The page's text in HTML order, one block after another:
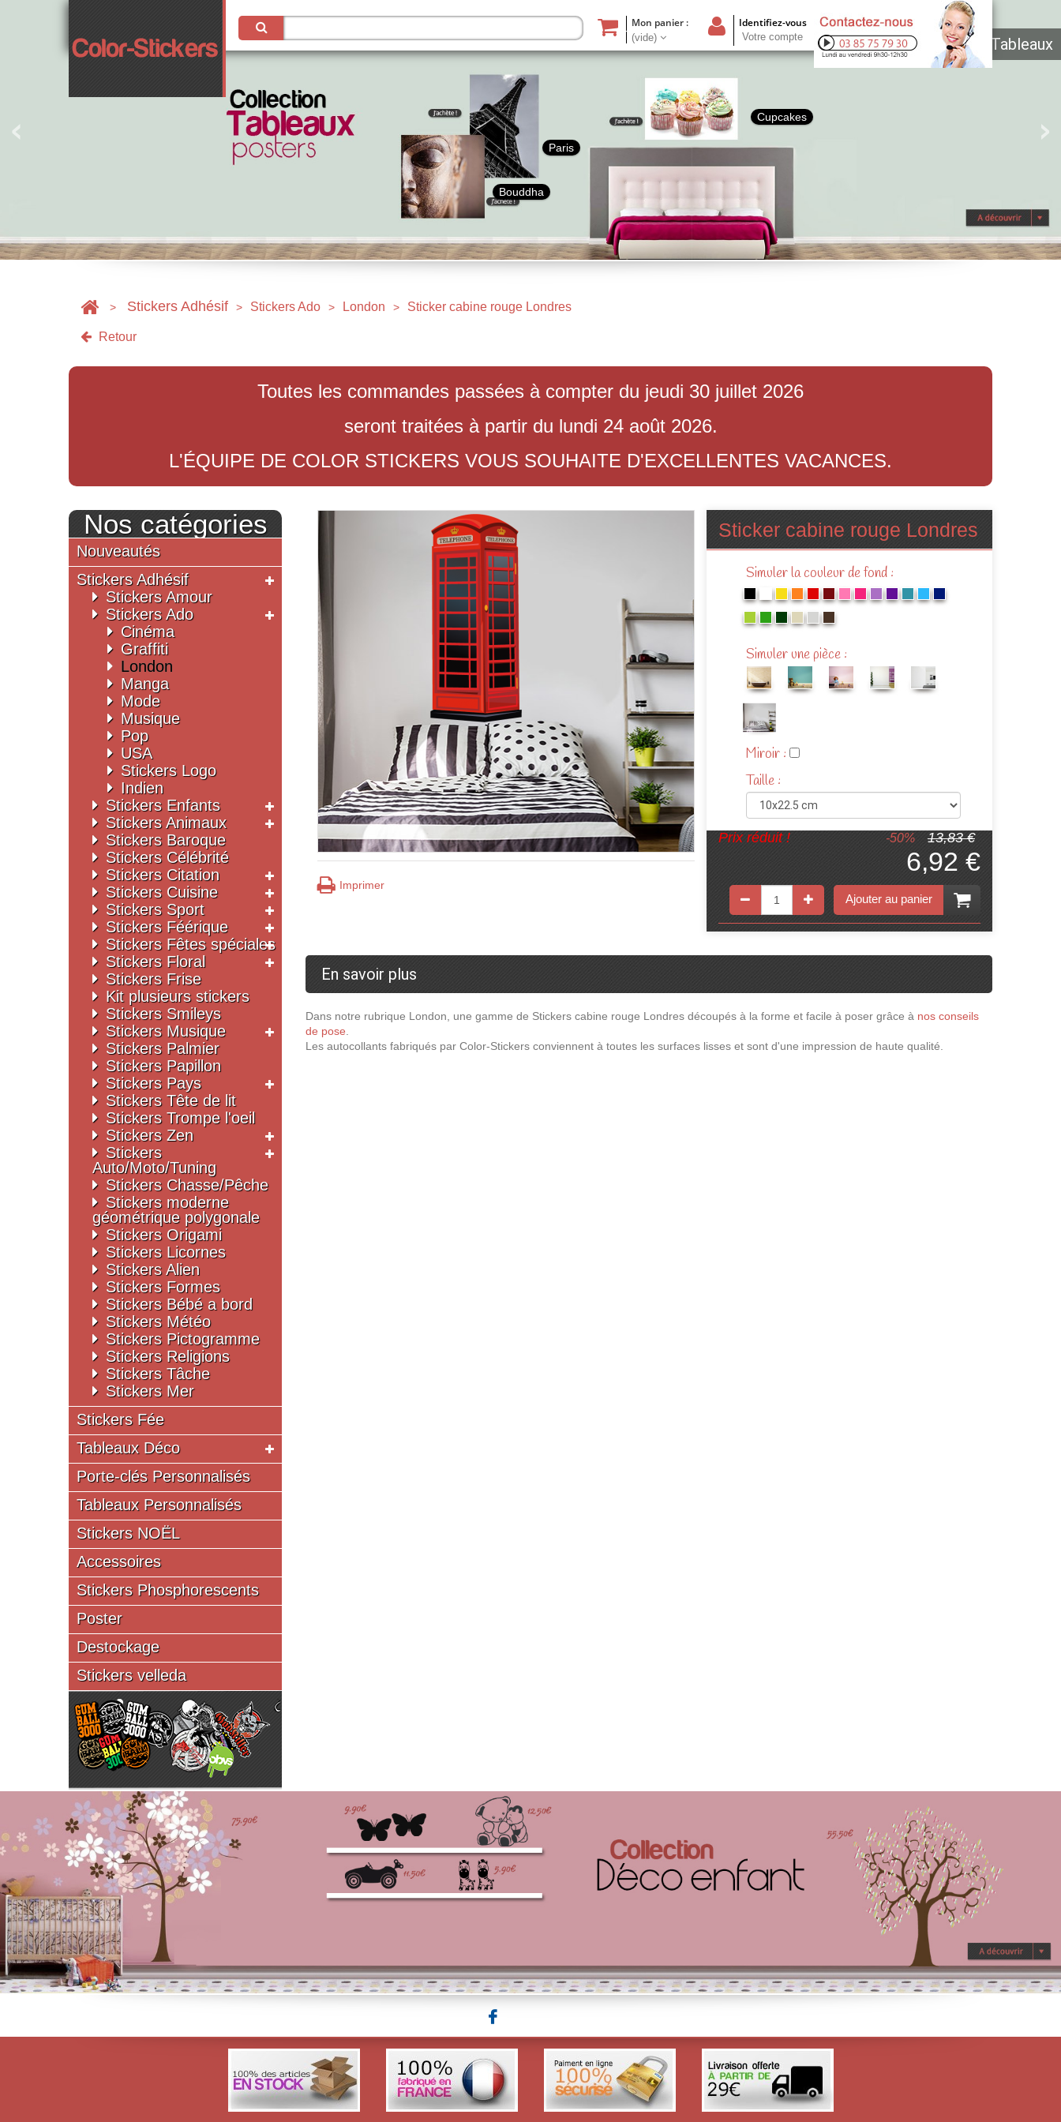
Tableaux
Bouddha
Paris
Cupcakes
Identifiez-vous
Votre compte
Mon panier :
(vide)
> Stickers Adhésif > Stickers Ado > London > Sticker cabine rouge Londres
Retour
Toutes les commandes passées à compter du jeudi 30 juillet 2026
seront traitées à partir du lundi 24 août 2026.
L'ÉQUIPE DE COLOR STICKERS VOUS SOUHAITE D'EXCELLENTES VACANCES.
Nos catégories
Nouveautés
Stickers Adhésif
Stickers Amour
Stickers Ado
Cinéma
Graffiti
London
Manga
Mode
Musique
Pop
USA
Stickers Logo
Indien
Stickers Enfants
Stickers Animaux
Stickers Baroque
Stickers Célébrité
Stickers Citation
Stickers Cuisine
Stickers Sport
Stickers Féérique
Stickers Fêtes spéciales
Stickers Floral
Stickers Frise
Kit plusieurs stickers
Stickers Smileys
Stickers Musique
Stickers Palmier
Stickers Papillon
Stickers Pays
Stickers Tête de lit
Stickers Trompe l'oeil
Stickers Zen
Stickers
Auto/Moto/Tuning
Stickers Chasse/Pêche
Stickers moderne
géométrique polygonale
Stickers Origami
Stickers Licornes
Stickers Alien
Stickers Formes
Stickers Bébé a bord
Stickers Météo
Stickers Pictogramme
Stickers Religions
Stickers Tâche
Stickers Mer
Stickers Fée
Tableaux Déco
Porte-clés Personnalisés
Tableaux Personnalisés
Stickers NOËL
Accessoires
Stickers Phosphorescents
Poster
Destockage
Stickers velleda
Imprimer
Sticker cabine rouge Londres
Simuler la couleur de fond :
Simuler une pièce :
Miroir :
Taille :
-50% 13,83 €
Prix réduit !
6,92 €
Ajouter au panier
En savoir plus
Dans notre rubrique London, une gamme de Stickers cabine rouge Londres découpés à la forme et facile à poser grâce à nos conseils
de pose
Les autocollants fabriqués par Color-Stickers conviennent à toutes les surfaces lisses et sont d'une impression de haute qualité.